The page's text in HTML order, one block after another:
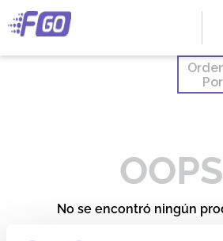
Por
No se encontró ningún